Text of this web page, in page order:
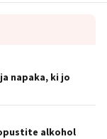
napaka, ki jo
alkohol